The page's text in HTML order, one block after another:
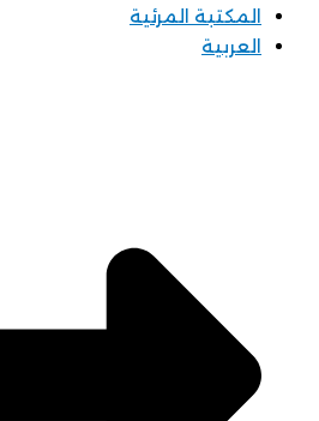
المكتبة المرئية
العربية